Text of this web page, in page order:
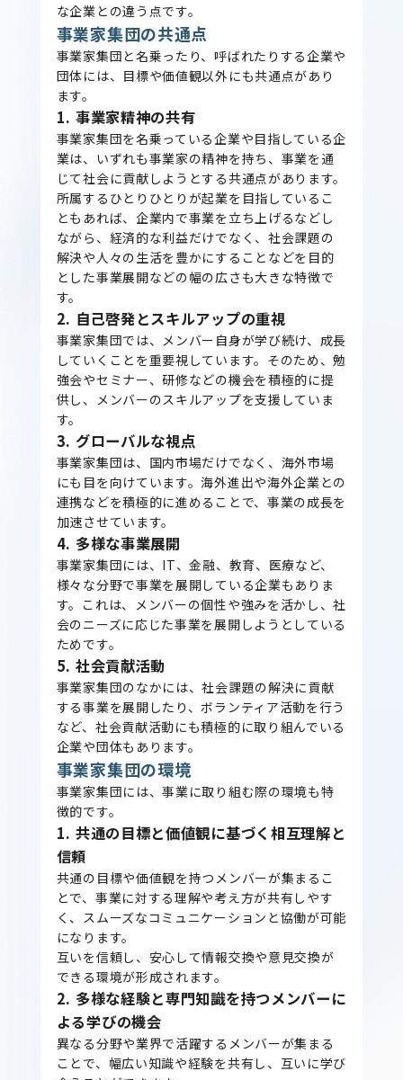
な企業との違う点です。
事業家集団の共通点
事業家集団と名乗ったり、呼ばれたりする企業や
団体には、目標や価値観以外にも共通点があり
ます。
1. 事業家精神の共有
事業家集団を名乗っている企業や目指している企
業は、いずれも事業家の精神を持ち、事業を通
じて社会に貢献しようとする共通点があります。
所属するひとりひとりが起業を目指しているこ
ともあれば、企業内で事業を立ち上げるなどし
ながら、経済的な利益だけでなく、社会課題の
解決や人々の生活を豊かにすることなどを目的
とした事業展開などの幅の広さも大きな特徴で
す。
2. 自己啓発とスキルアップの重視
事業家集団では、メンバー自身が学び続け、成長
していくことを重要視しています。そのため、勉
強会やセミナー、研修などの機会を積極的に提
供し、メンバーのスキルアップを支援していま
す。
3. グローバルな視点
事業家集団は、国内市場だけでなく、海外市場
にも目を向けています。海外進出や海外企業との
連携などを積極的に進めることで、事業の成長を
加速させています。
4. 多様な事業展開
事業家集団には、IT、金融、教育、医療など、
様々な分野で事業を展開している企業もありま
す。これは、メンバーの個性や強みを活かし、社
会のニーズに応じた事業を展開しようとしている
ためです。
5. 社会貢献活動
事業家集団のなかには、社会課題の解決に貢献
する事業を展開したり、ボランティア活動を行う
など、社会貢献活動にも積極的に取り組んでいる
企業や団体もあります。
事業家集団の環境
事業家集団には、事業に取り組む際の環境も特
徴的です。
1. 共通の目標と価値観に基づく相互理解と
信頼
共通の目標や価値観を持つメンバーが集まるこ
とで、事業に対する理解や考え方が共有しやす
く、スムーズなコミュニケーションと協働が可能
になります。
互いを信頼し、安心して情報交換や意見交換が
できる環境が形成されます。
2. 多様な経験と専門知識を持つメンバーに
よる学びの機会
異なる分野や業界で活躍するメンバーが集まる
ことで、幅広い知識や経験を共有し、互いに学び